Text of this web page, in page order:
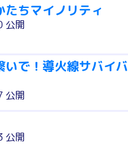
たちマイノリティ
公開
いで！導火線サバイバ
公開
公開